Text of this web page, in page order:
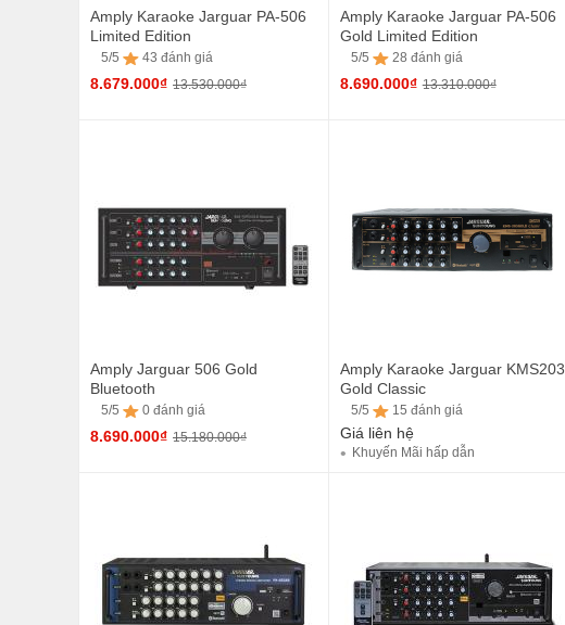
Amply Karaoke Jarguar PA-506
Limited Edition
5/5 43 đánh giá
8.679.000₫ 13.530.000₫
Amply Karaoke Jarguar PA-506
Gold Limited Edition
5/5 28 đánh giá
8.690.000₫ 13.310.000₫
Amply Jarguar 506 Gold
Bluetooth
5/5 0 đánh giá
8.690.000₫ 15.180.000₫
Amply Karaoke Jarguar KMS203
Gold Classic
5/5 15 đánh giá
Giá liên hệ
Khuyến Mãi hấp dẫn